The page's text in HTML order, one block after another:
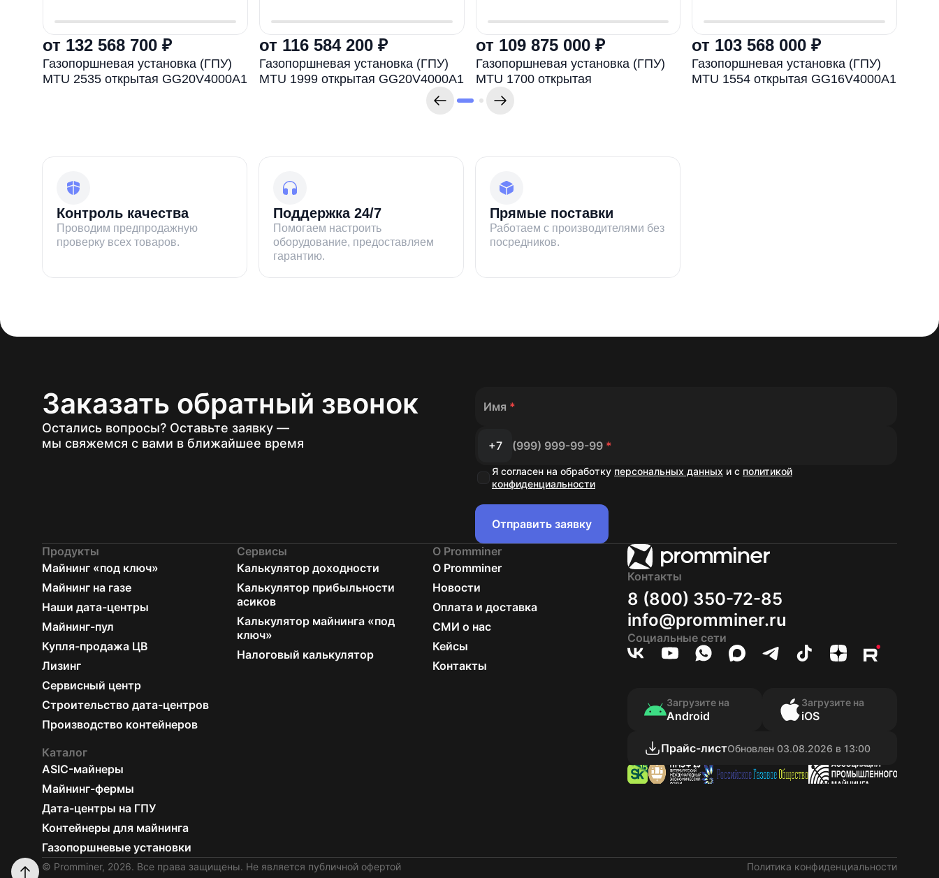
от 132 568 700 ₽
Газопоршневая установка (ГПУ)
MTU 2535 открытая GG20V4000A1
от 116 584 200 ₽
Газопоршневая установка (ГПУ)
MTU 1999 открытая GG20V4000A1
от 109 875 000 ₽
Газопоршневая установка (ГПУ)
MTU 1700 открытая
от 103 568 000 ₽
Газопоршневая установка (ГПУ)
MTU 1554 открытая GG16V4000A1
Контроль качества
Проводим предпродажную
проверку всех товаров.
Поддержка 24/7
Помогаем настроить
оборудование, предоставляем
гарантию.
Прямые поставки
Работаем с производителями без
посредников.
Заказать обратный звонок
Остались вопросы? Оставьте заявку —
мы свяжемся с вами в ближайшее время
Имя *
+7 (999) 999-99-99 *
Я согласен на обработку персональных данных и с политикой
конфиденциальности
Отправить заявку
Продукты
Майнинг «под ключ»
Майнинг на газе
Наши дата-центры
Майнинг-пул
Купля-продажа ЦВ
Лизинг
Сервисный центр
Строительство дата-центров
Производство контейнеров
Каталог
ASIC-майнеры
Майнинг-фермы
Дата-центры на ГПУ
Контейнеры для майнинга
Газопоршневые установки
Сервисы
Калькулятор доходности
Калькулятор прибыльности
асиков
Калькулятор майнинга «под
ключ»
Налоговый калькулятор
О Promminer
О Promminer
Новости
Оплата и доставка
СМИ о нас
Кейсы
Контакты
Контакты
8 (800) 350-72-85
info@promminer.ru
Социальные сети
Загрузите на
Android
Загрузите на
iOS
Прайс-листОбновлен 03.08.2026 в 13:00
© Promminer, 2026. Все права защищены. Не является публичной офертой Политика конфиденциальности